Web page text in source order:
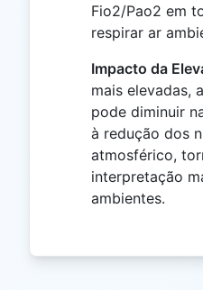
Fio2/Pao2 em
respirar ar
Impacto da
mais elevadas,
pode diminuir
à redução dos
atmosférico,
interpretação
ambientes.